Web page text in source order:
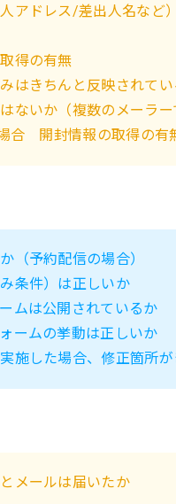
ドレス/差出人名など）
得の有無
きちんと反映されてい
いか（複数のメーラー
開封情報の取得の有
予約配信の場合）
条件）は正しいか
は公開されているか
ムの挙動は正しいか
した場合、修正箇所が
メールは届いたか